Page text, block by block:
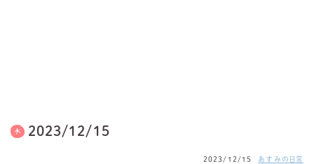
2023/12/15
2023/12/15 あすみの日常